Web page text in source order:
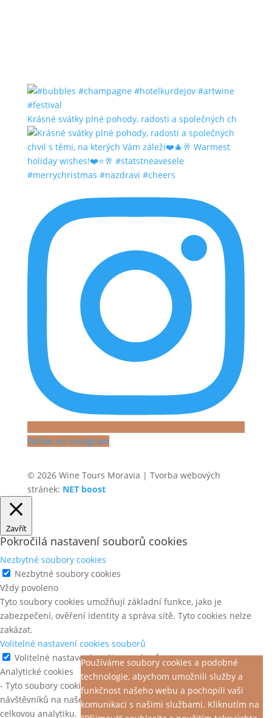
Krásné svátky plné pohody, radosti a společných ch
Follow on Instagram
© 2026 Wine Tours Moravia | Tvorba webových
stránek: NET boost
Používáme soubory cookies a podobné
technologie, abychom umožnili služby a
funkčnost našeho webu a pochopili vaši
komunikaci s našimi službami. Kliknutím na
Zavřít
Pokročilá nastavení souborů cookies
Nezbytné soubory cookies
Nezbytné soubory cookies
Vždy povoleno
Tyto soubory cookies umožňují základní funkce, jako je
zabezpečení, ověření identity a správa sítě. Tyto cookies nelze
zakázat.
Volitelné nastavení cookies souborů
Volitelné nastavení cookies souborů
Analytické cookies
- Tyto soubory cookies nám pomáhají pochopit chování
návštěvníků na našem webu, objevit chyby a poskytnout lepší
celkovou analytiku.